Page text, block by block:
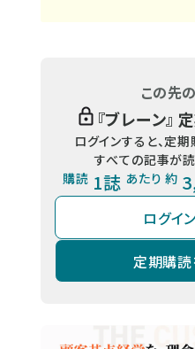
この先
『ブレーン』
ログインすると、定
すべての記事が
購読 1誌 あたり 約
ログイ
定期購